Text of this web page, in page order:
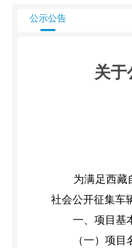
公示公告
关于
为满足西藏
社会公开征集车
一、项目基
（一） 项目